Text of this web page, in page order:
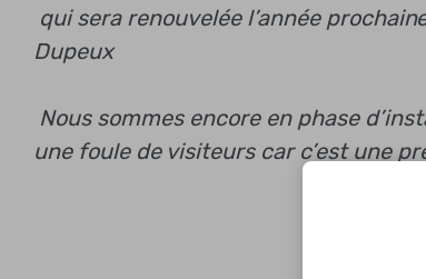
qui sera renouvelée l’année
Dupeux
Nous sommes encore en phase
une foule de visiteurs car c’est une